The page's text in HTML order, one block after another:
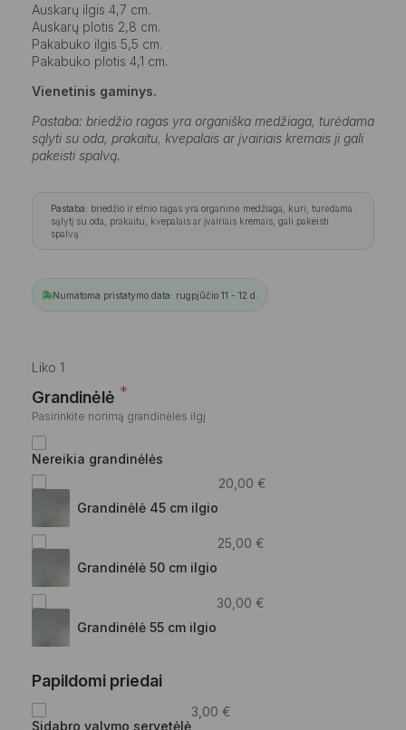
Auskarų ilgis 4,7 cm.
Auskarų plotis 2,8 cm.
Pakabuko ilgis 5,5 cm.
Pakabuko plotis 4,1 cm.
Vienetinis gaminys.
Pastaba: briedžio ragas yra organiška medžiaga, turėdama
sąlyti su oda, prakaitu, kvepalais ar įvairiais kremais ji gali
pakeisti spalvą.
Pastaba: briedžio ir elnio ragas yra organinė medžiaga, kuri, turėdama
sąlytį su oda, prakaitu, kvepalais ar įvairiais kremais, gali pakeisti
spalvą.
Numatoma pristatymo data: rugpjūčio 11 - 12 d.
Liko 1
Grandinėlė *
Pasirinkite norimą grandinėlės ilgį
Nereikia grandinėlės
Grandinėlė 45 cm ilgio
20,00 €
Grandinėlė 50 cm ilgio
25,00 €
Grandinėlė 55 cm ilgio
30,00 €
Papildomi priedai
Sidabro valymo servetėlė
3,00 €